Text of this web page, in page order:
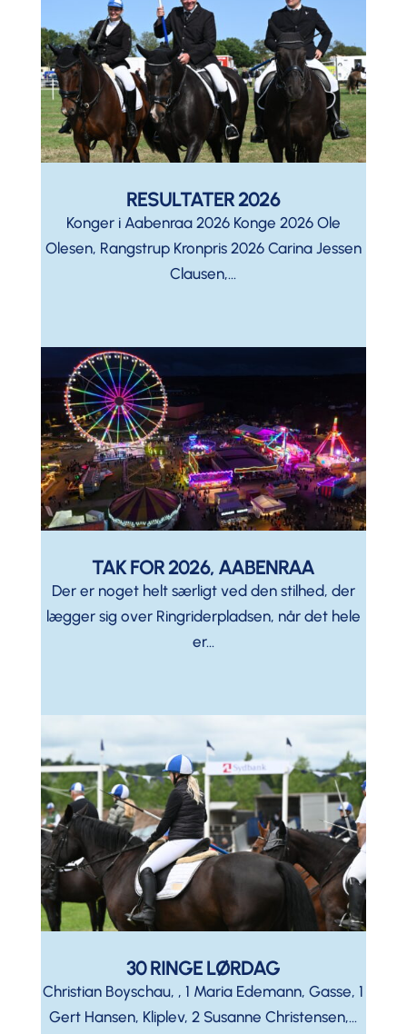
RESULTATER 2026
Konger i Aabenraa 2026 Konge 2026 Ole
Olesen, Rangstrup Kronpris 2026 Carina Jessen
Clausen,...
TAK FOR 2026, AABENRAA
Der er noget helt særligt ved den stilhed, der
lægger sig over Ringriderpladsen, når det hele
er...
30 RINGE LØRDAG
Christian Boyschau, , 1 Maria Edemann, Gasse, 1
Gert Hansen, Kliplev, 2 Susanne Christensen,...